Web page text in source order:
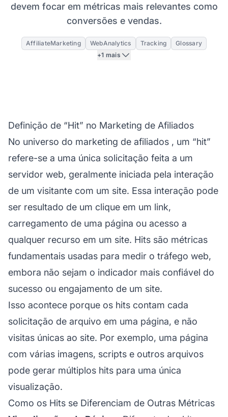
devem focar em métricas mais relevantes como
conversões e vendas.
AffiliateMarketing WebAnalytics Tracking
Glossary
+1 mais
Definição de “Hit” no Marketing de Afiliados
No universo do marketing de afiliados , um “hit”
refere-se a uma única solicitação feita a um
servidor web, geralmente iniciada pela interação
de um visitante com um site. Essa interação pode
ser resultado de um clique em um link,
carregamento de uma página ou acesso a
qualquer recurso em um site. Hits são métricas
fundamentais usadas para medir o tráfego web,
embora não sejam o indicador mais confiável do
sucesso ou engajamento de um site.
Isso acontece porque os hits contam cada
solicitação de arquivo em uma página, e não
visitas únicas ao site. Por exemplo, uma página
com várias imagens, scripts e outros arquivos
pode gerar múltiplos hits para uma única
visualização.
Como os Hits se Diferenciam de Outras Métricas